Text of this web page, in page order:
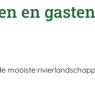
en
mooiste